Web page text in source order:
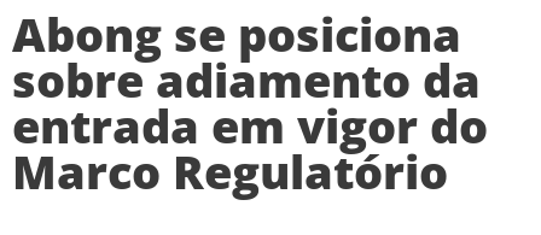
Abong se posiciona
sobre adiamento da
entrada em vigor do
Marco Regulatório